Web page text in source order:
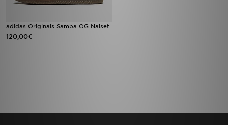
adidas Originals Samba OG Naiset
120,00€